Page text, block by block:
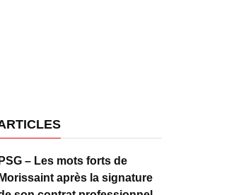
PSG – Les mots forts de
Morissaint après la signature